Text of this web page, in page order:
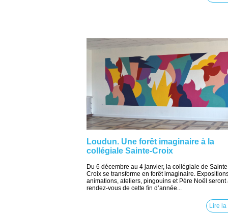
Loudun. Une forêt imaginaire à la
collégiale Sainte-Croix
Du 6 décembre au 4 janvier, la collégiale de
Croix se transforme en forêt imaginaire.
animations, ateliers, pingouins et Père Noël seront
rendez-vous de cette fin d’année...
Lire la